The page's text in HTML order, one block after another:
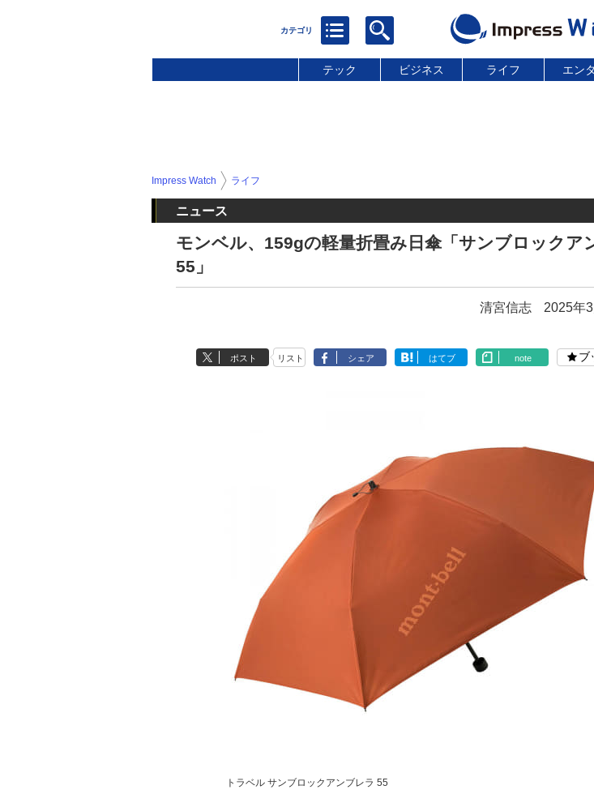
テック ビジネス ライフ エン
Impress Watch ライフ
ニュース
モンベル、159gの軽量折畳み日傘「サンブロックア
55」
清宮信志 2025年
ポスト リスト シェア はてブ note ブ
トラベル サンブロックアンブレラ 55